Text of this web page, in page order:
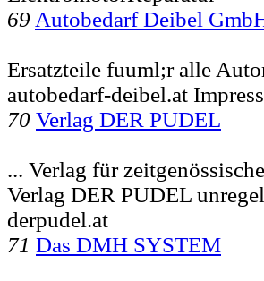
69 Autobedarf Deibel
Ersatzteile fuuml;r alle
autobedarf-deibel.at
70 Verlag DER PUDEL
... Verlag für zeitgenössische
Verlag DER PUDEL
derpudel.at
71 Das DMH SYSTEM